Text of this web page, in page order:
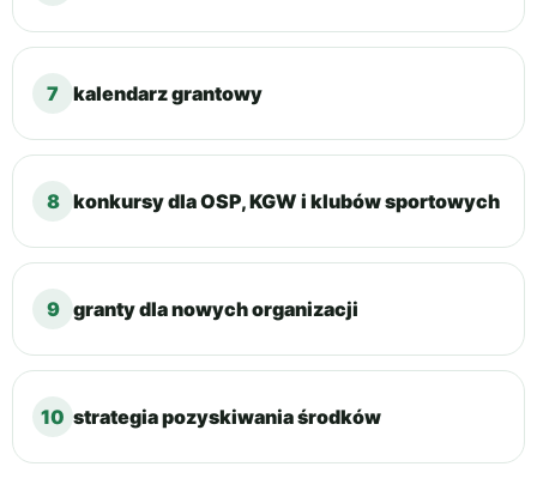
7 kalendarz grantowy
8 konkursy dla OSP, KGW i klubów sportowych
9 granty dla nowych organizacji
10 strategia pozyskiwania środków